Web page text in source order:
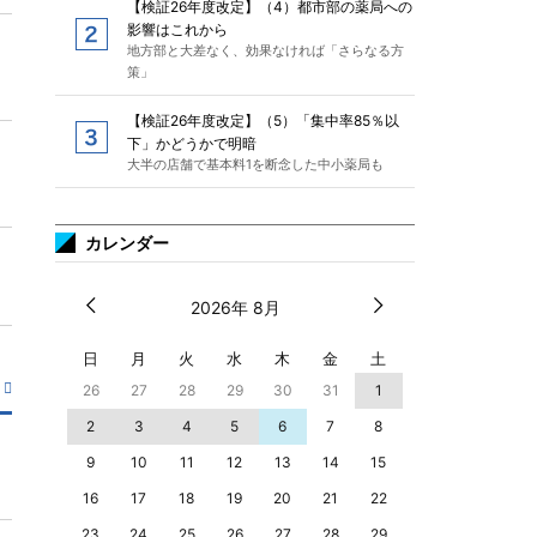
【検証26年度改定】（4）都市部の薬局への
影響はこれから
地方部と大差なく、効果なければ「さらなる方
策」
【検証26年度改定】（5）「集中率85％以
下」かどうかで明暗
大半の店舗で基本料1を断念した中小薬局も
カレンダー
2026年 8月
日 月 火 水 木 金 土
26 27 28 29 30 31
1
2
3 4 5 6 7
8
9
10 11 12 13 14
15
16
17 18 19 20 21
22